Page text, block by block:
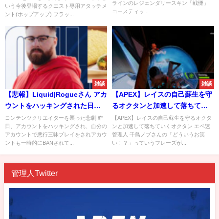
ロゴが・・・！？
いう今後登場するクエスト専用アタッチメ
ント(ホップアップ) フラッ...
ラインのレジェンダリースキン「戦慄」
コースティッ...
雑談
【悲報】Liquid|Rogueさん アカ
ウントをハッキングされた日に
タコベルも盗まれる
コンテンツクリエイターを襲った悲劇 昨
日、アカウントをハッキングされ、自分の
アカウントで悪行三昧プレイをされアカウ
ントも一時的にBANされて...
雑談
【APEX】レイスの自己蘇生を守
るオクタンと加速して落ちてい
くオクタン
【APEX】レイスの自己蘇生を守るオクタ
ンと加速して落ちていくオクタン エペ速
管理人 千鳥ノブさんの「どういうお笑
い！？」っていうフレーズが...
管理人Twitter